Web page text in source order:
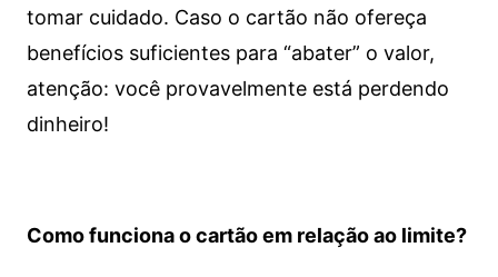
tomar cuidado. Caso o cartão não ofereça
benefícios suficientes para “abater” o valor,
atenção: você provavelmente está perdendo
dinheiro!
Como funciona o cartão em relação ao limite?